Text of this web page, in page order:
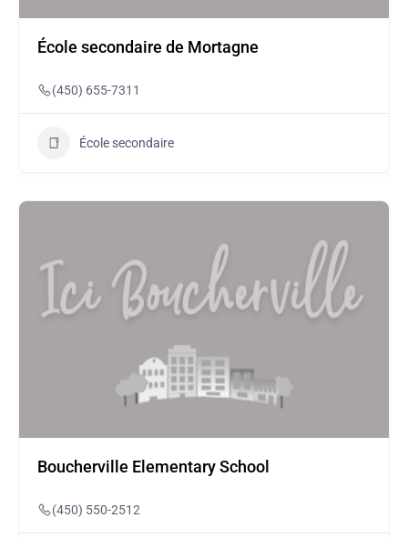
École secondaire de Mortagne
(450) 655-7311
École secondaire
Boucherville Elementary School
(450) 550-2512